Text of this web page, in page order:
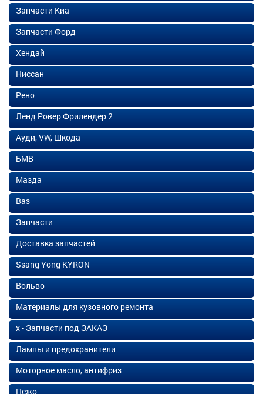
Запчасти Киа
Запчасти Форд
Хендай
Ниссан
Рено
Ленд Ровер Фрилендер 2
Ауди, VW, Шкода
БМВ
Мазда
Ваз
Запчасти
Доставка запчастей
Ssang Yong KYRON
Вольво
Материалы для кузовного ремонта
х - Запчасти под ЗАКАЗ
Лампы и предохранители
Моторное масло, антифриз
Пежо